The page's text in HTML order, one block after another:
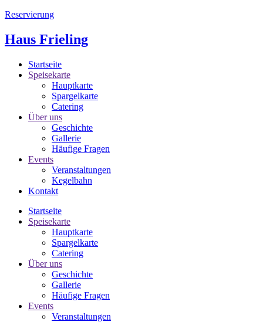
Reservierung
Haus Frieling
Startseite
Speisekarte
Hauptkarte
Spargelkarte
Catering
Über uns
Geschichte
Gallerie
Häufige Fragen
Events
Veranstaltungen
Kegelbahn
Kontakt
Startseite
Speisekarte
Hauptkarte
Spargelkarte
Catering
Über uns
Geschichte
Gallerie
Häufige Fragen
Events
Veranstaltungen